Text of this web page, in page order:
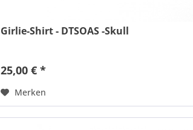
Girlie-Shirt - DTSOAS -Skull
25,00 € *
Merken